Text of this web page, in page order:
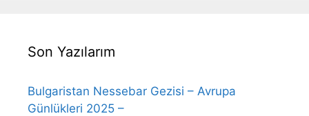
Son Yazılarım
Bulgaristan Nessebar Gezisi – Avrupa
Günlükleri 2025 –